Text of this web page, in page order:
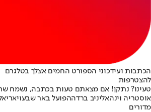
הכתבות ועידכוני הספורט החמים אצלך בטלגרם
להצטרפות
טעינו? נתקן! אם מצאתם טעות בכתבה, נשמח
אוסטריה וינהאליניב ברדההפועל באר שבע
מדורים